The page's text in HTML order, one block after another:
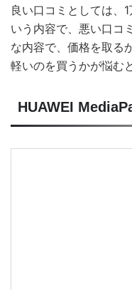
良い口コミとしては、
いう内容で、悪い口コ
な内容で、価格を取る
軽いのを買うかが悩む
HUAWEI